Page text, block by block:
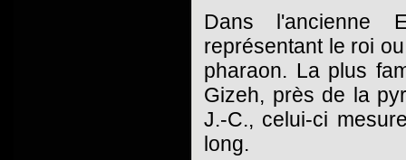
Dans l'ancienne
représentant le roi
pharaon. La plus
Gizeh, près de la
J.-C., celui-ci
long.